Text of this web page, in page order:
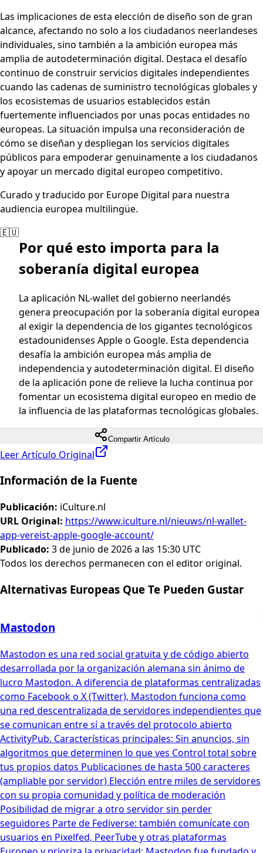
Las implicaciones de esta elección de diseño son de gran
alcance, afectando no solo a los ciudadanos neerlandeses
individuales, sino también a la ambición europea más
amplia de autodeterminación digital. Destaca el desafío
continuo de construir servicios digitales independientes
cuando las cadenas de suministro tecnológicas globales y
los ecosistemas de usuarios establecidos están
fuertemente influenciados por unas pocas entidades no
europeas. La situación impulsa una reconsideración de
cómo se diseñan y despliegan los servicios digitales
públicos para empoderar genuinamente a los ciudadanos
y apoyar un mercado digital europeo competitivo.
Curado y traducido por Europe Digital para nuestra
audiencia europea multilingüe.
🇪🇺
Por qué esto importa para la
soberanía digital europea
La aplicación NL-wallet del gobierno neerlandés
genera preocupación por la soberanía digital europea
al exigir la dependencia de los gigantes tecnológicos
estadounidenses Apple o Google. Esta dependencia
desafía la ambición europea más amplia de
independencia y autodeterminación digital. El diseño
de la aplicación pone de relieve la lucha continua por
fomentar un ecosistema digital europeo en medio de
la influencia de las plataformas tecnológicas globales.
Compartir Artículo
Leer Artículo Original
Información de la Fuente
Publicación: iCulture.nl
URL Original: https://www.iculture.nl/nieuws/nl-wallet-
app-vereist-apple-google-account/
Publicado: 3 de junio de 2026 a las 15:30 UTC
Todos los derechos permanecen con el editor original.
Alternativas Europeas Que Te Pueden Gustar
Mastodon
Mastodon es una red social gratuita y de código abierto
desarrollada por la organización alemana sin ánimo de
lucro Mastodon. A diferencia de plataformas centralizadas
como Facebook o X (Twitter), Mastodon funciona como
una red descentralizada de servidores independientes que
se comunican entre sí a través del protocolo abierto
ActivityPub. Características principales: Sin anuncios, sin
algoritmos que determinen lo que ves Control total sobre
tus propios datos Publicaciones de hasta 500 caracteres
(ampliable por servidor) Elección entre miles de servidores
con su propia comunidad y política de moderación
Posibilidad de migrar a otro servidor sin perder
seguidores Parte de Fediverse: también comunícate con
usuarios en Pixelfed, PeerTube y otras plataformas